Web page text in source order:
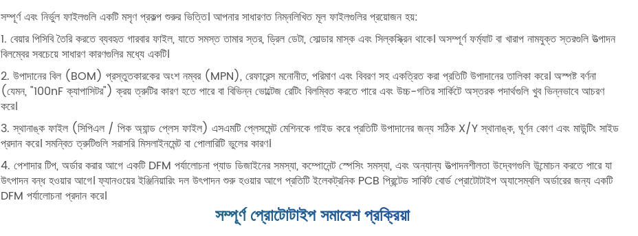
সম্পূর্ণ এবং নির্ভুল ফাইলগুলি একটি মসৃণ প্রকল্প শুরুর ভিত্তি। আপনার সাধারণত নিম্নলিখিত মূল ফাইলগুলির প্রয়োজন হয়:
1. বেয়ার পিসিবি তৈরি করতে ব্যবহৃত গারবার ফাইল, যাতে সমস্ত তামার স্তর, ড্রিল ডেটা, সোল্ডার মাস্ক এবং সিল্কস্ক্রিন থাকে। অসম্পূর্ণ ফর্ম্যাট বা খারাপ নামযুক্ত স্তরগুলি উত্পাদন
বিলম্বের সবচেয়ে সাধারণ কারণগুলির মধ্যে একটি।
2. উপাদানের বিল (BOM) প্রস্তুতকারকের অংশ নম্বর (MPN), রেফারেন্স মনোনীত, পরিমাণ এবং বিবরণ সহ একত্রিত করা প্রতিটি উপাদানের তালিকা করে। অস্পষ্ট বর্ণনা
(যেমন, "100nF ক্যাপাসিটর") ক্রয় ত্রুটির কারণ হতে পারে বা বিভিন্ন ভোল্টেজ রেটিং বিলম্বিত করতে পারে এবং উচ্চ-গতির সার্কিটে অস্তরক পদার্থগুলি খুব ভিন্নভাবে আচরণ
করে।
3. স্থানাঙ্ক ফাইল (সিপিএল / পিক অ্যান্ড প্লেস ফাইল) এসএমটি প্লেসমেন্ট মেশিনকে গাইড করে প্রতিটি উপাদানের জন্য সঠিক X/Y স্থানাঙ্ক, ঘূর্ণন কোণ এবং মাউন্টিং সাইড
প্রদান করে। সমন্বিত ত্রুটিগুলি সরাসরি মিসলাইনমেন্ট বা পোলারিটি ভুলের কারণ।
4. পেশাদার টিপ, অর্ডার করার আগে একটি DFM পর্যালোচনা প্যাড ডিজাইনের সমস্যা, কম্পোনেন্ট স্পেসিং সমস্যা, এবং অন্যান্য উত্পাদনশীলতা উদ্বেগগুলি উন্মোচন করতে পারে যা
উৎপাদন বন্ধ হওয়ার আগে। ফ্যানওয়ের ইঞ্জিনিয়ারিং দল উৎপাদন শুরু হওয়ার আগে প্রতিটি ইলেকট্রনিক PCB প্রিন্টেড সার্কিট বোর্ড প্রোটোটাইপ অ্যাসেম্বলি অর্ডারের জন্য একটি
DFM পর্যালোচনা প্রদান করে।
সম্পূর্ণ প্রোটোটাইপ সমাবেশ প্রক্রিয়া